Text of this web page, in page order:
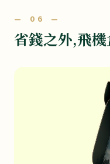
— 06 —
省錢之外,飛